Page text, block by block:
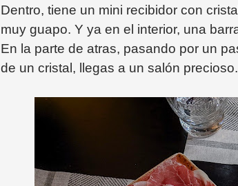
Dentro, tiene un mini recibidor con
muy guapo. Y ya en el interior, una
En la parte de atras, pasando por un
de un cristal, llegas a un salón